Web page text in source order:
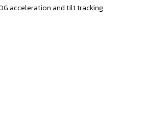
acceleration and tilt tracking.